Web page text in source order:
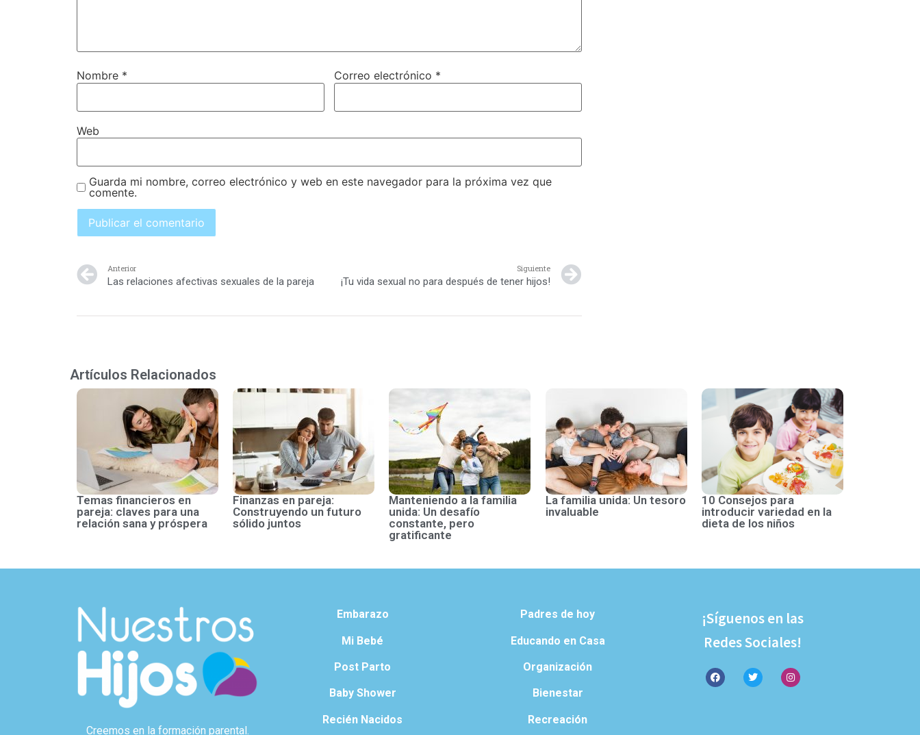
Nombre * Correo electrónico *
Web
Guarda mi nombre, correo electrónico y web en este navegador para la próxima vez que
comente.
Anterior
Las relaciones afectivas sexuales de la pareja
Siguiente
¡Tu vida sexual no para después de tener hijos!
Artículos Relacionados
Temas financieros en
pareja: claves para una
relación sana y próspera
Finanzas en pareja:
Construyendo un futuro
sólido juntos
Manteniendo a la familia
unida: Un desafío
constante, pero
gratificante
La familia unida: Un tesoro
invaluable
10 Consejos para
introducir variedad en la
dieta de los niños
Creemos en la formación parental.
Embarazo
Mi Bebé
Post Parto
Baby Shower
Recién Nacidos
Padres de hoy
Educando en Casa
Organización
Bienestar
Recreación
¡Síguenos en las
Redes Sociales!